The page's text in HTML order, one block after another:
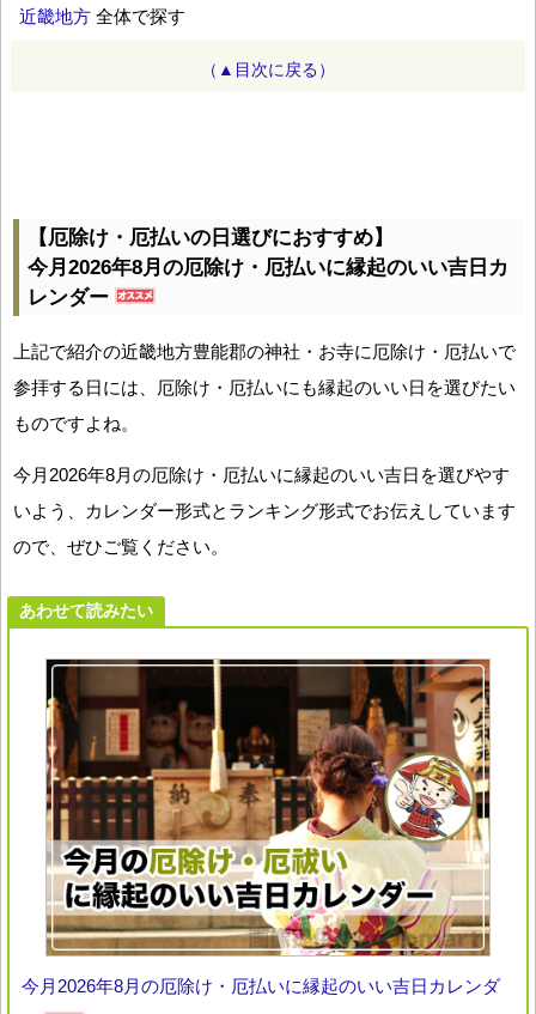
近畿地方 全体で探す
（▲目次に戻る）
【厄除け・厄払いの日選びにおすすめ】
今月2026年8月の厄除け・厄払いに縁起のいい吉日カ
レンダー
上記で紹介の近畿地方豊能郡の神社・お寺に厄除け・厄払いで
参拝する日には、厄除け・厄払いにも縁起のいい日を選びたい
ものですよね。
今月2026年8月の厄除け・厄払いに縁起のいい吉日を選びやす
いよう、カレンダー形式とランキング形式でお伝えしています
ので、ぜひご覧ください。
あわせて読みたい
今月2026年8月の厄除け・厄払いに縁起のいい吉日カレンダ